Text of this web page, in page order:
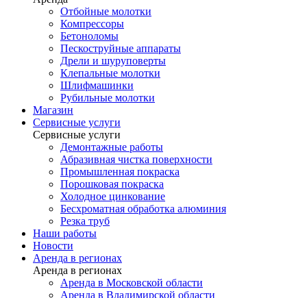
Отбойные молотки
Компрессоры
Бетоноломы
Пескоструйные аппараты
Дрели и шуруповерты
Клепальные молотки
Шлифмашинки
Рубильные молотки
Магазин
Сервисные услуги
Сервисные услуги
Демонтажные работы
Абразивная чистка поверхности
Промышленная покраска
Порошковая покраска
Холодное цинкование
Бесхроматная обработка алюминия
Резка труб
Наши работы
Новости
Аренда в регионах
Аренда в регионах
Аренда в Московской области
Аренда в Владимирской области